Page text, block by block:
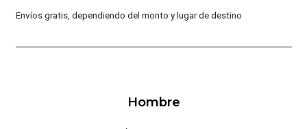
Confianza Total.
Preguntas Frecuentes
distribuidores autorizados de la marca, garantizando
autenticidad en cada compra.
Envíos gratis, dependiendo del monto y lugar de destino
Hombre